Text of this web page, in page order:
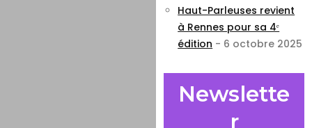
Haut-Parleuses revient
à Rennes pour sa 4ᵉ
édition - 6 octobre 2025
Newslette
r